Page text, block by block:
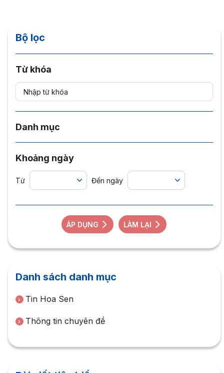
Bộ lọc
Từ khóa
Danh mục
Khoảng ngày
Từ Đến ngày
ÁP DỤNG LÀM LẠI
Danh sách danh mục
Tin Hoa Sen
Thông tin chuyên đề